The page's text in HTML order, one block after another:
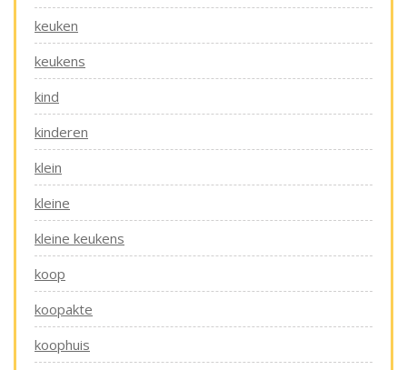
keuken
keukens
kind
kinderen
klein
kleine
kleine keukens
koop
koopakte
koophuis